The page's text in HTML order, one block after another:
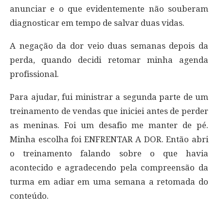
anunciar e o que evidentemente não souberam
diagnosticar em tempo de salvar duas vidas.
A negação da dor veio duas semanas depois da
perda, quando decidi retomar minha agenda
profissional.
Para ajudar, fui ministrar a segunda parte de um
treinamento de vendas que iniciei antes de perder
as meninas. Foi um desafio me manter de pé.
Minha escolha foi ENFRENTAR A DOR. Então abri
o treinamento falando sobre o que havia
acontecido e agradecendo pela compreensão da
turma em adiar em uma semana a retomada do
conteúdo.